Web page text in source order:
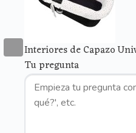
Interiores de Capazo
Tu pregunta